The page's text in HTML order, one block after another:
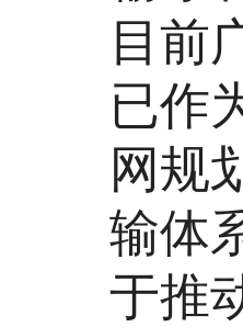
目前
已作
网规
输体
于推